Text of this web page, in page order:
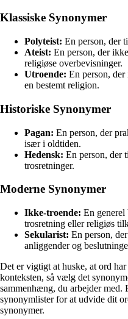
Klassiske Synonymer
Polyteist: En person, der
Ateist: En person, der
religiøse overbevisninger.
Utroende: En person,
en bestemt religion.
Historiske Synonymer
Pagan: En person, der
især i oldtiden.
Hedensk: En person, der
trosretninger.
Moderne Synonymer
Ikke-troende: En generel
trosretning eller religiøs
Sekularist: En person,
anliggender og
Det er vigtigt at huske, at ord
konteksten, så vælg det
sammenhæng, du arbejder med.
synonymlister for at udvide dit
synonymer.